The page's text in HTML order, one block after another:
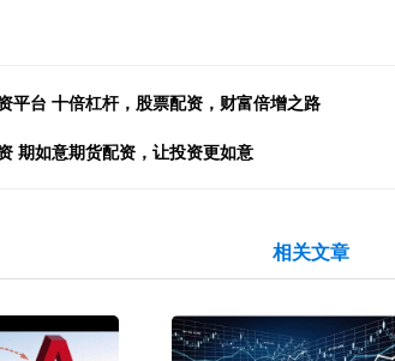
平台 十倍杠杆，股票配资，财富倍增之路
期如意期货配资，让投资更如意
相关文章